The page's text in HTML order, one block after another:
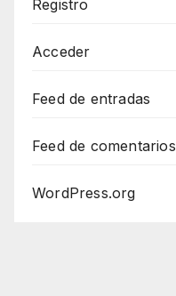
Registro
Acceder
Feed de entradas
Feed de comentarios
WordPress.org